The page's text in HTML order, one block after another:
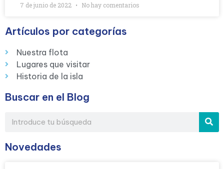
7 de junio de 2022 No hay comentarios
Artículos por categorías
Nuestra flota
Lugares que visitar
Historia de la isla
Buscar en el Blog
Novedades